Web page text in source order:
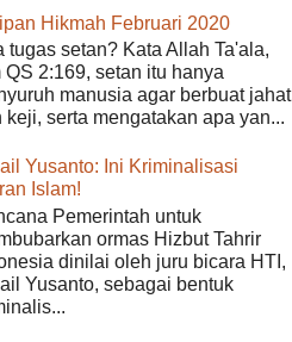
Hikmah Februari 2020
tugas setan? Kata Allah Ta'ala,
QS 2:169, setan itu hanya
manusia agar berbuat jahat
keji, serta mengatakan apa yan...
Yusanto: Ini Kriminalisasi
Islam!
Pemerintah untuk
ormas Hizbut Tahrir
dinilai oleh juru bicara HTI,
Yusanto, sebagai bentuk